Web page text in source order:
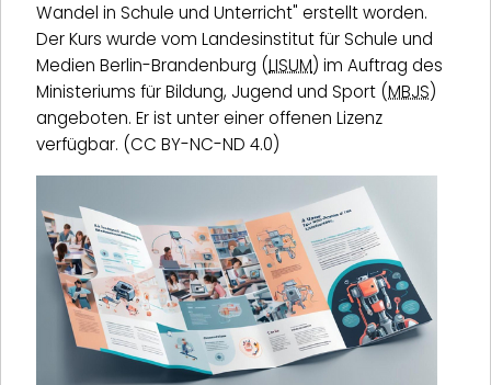
Wandel in Schule und Unterricht" erstellt worden.
Der Kurs wurde vom Landesinstitut für Schule und
Medien Berlin-Brandenburg (LISUM) im Auftrag des
Ministeriums für Bildung, Jugend und Sport (MBJS)
angeboten. Er ist unter einer offenen Lizenz
verfügbar. (CC BY-NC-ND 4.0)